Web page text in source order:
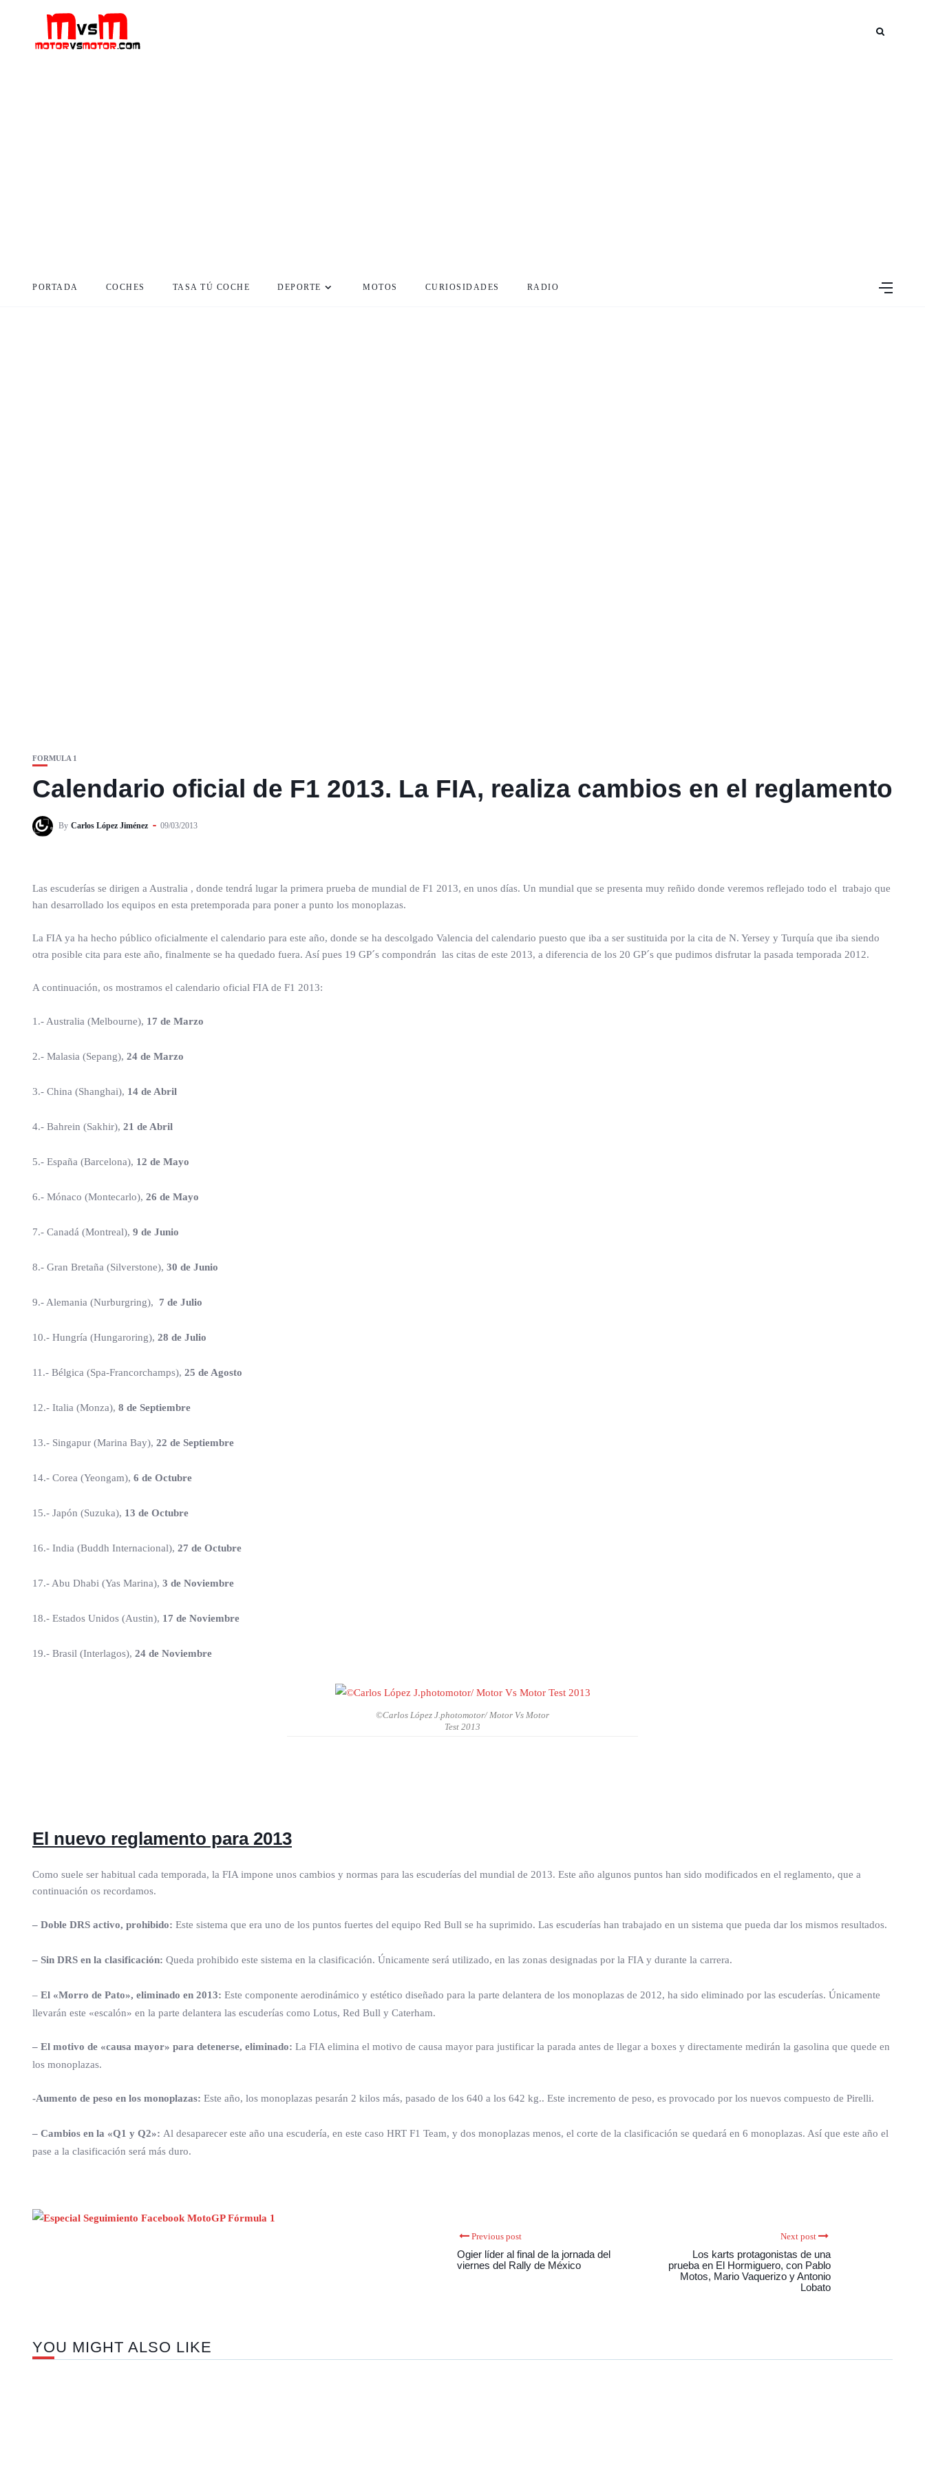
PORTADA COCHES TASA TÚ COCHE DEPORTE MOTOS CURIOSIDADES RADIO
FORMULA 1
Calendario oficial de F1 2013. La FIA, realiza cambios en el reglamento
By Carlos López Jiménez 09/03/2013
Las escuderías se dirigen a Australia , donde tendrá lugar la primera prueba de mundial de F1 2013, en unos días. Un mundial que se presenta muy reñido donde veremos reflejado todo el trabajo que
han desarrollado los equipos en esta pretemporada para poner a punto los monoplazas.
La FIA ya ha hecho público oficialmente el calendario para este año, donde se ha descolgado Valencia del calendario puesto que iba a ser sustituida por la cita de N. Yersey y Turquía que iba siendo
otra posible cita para este año, finalmente se ha quedado fuera. Así pues 19 GP´s compondrán las citas de este 2013, a diferencia de los 20 GP´s que pudimos disfrutar la pasada temporada 2012.
A continuación, os mostramos el calendario oficial FIA de F1 2013:
1.- Australia (Melbourne), 17 de Marzo
2.- Malasia (Sepang), 24 de Marzo
3.- China (Shanghai), 14 de Abril
4.- Bahrein (Sakhir), 21 de Abril
5.- España (Barcelona), 12 de Mayo
6.- Mónaco (Montecarlo), 26 de Mayo
7.- Canadá (Montreal), 9 de Junio
8.- Gran Bretaña (Silverstone), 30 de Junio
9.- Alemania (Nurburgring), 7 de Julio
10.- Hungría (Hungaroring), 28 de Julio
11.- Bélgica (Spa-Francorchamps), 25 de Agosto
12.- Italia (Monza), 8 de Septiembre
13.- Singapur (Marina Bay), 22 de Septiembre
14.- Corea (Yeongam), 6 de Octubre
15.- Japón (Suzuka), 13 de Octubre
16.- India (Buddh Internacional), 27 de Octubre
17.- Abu Dhabi (Yas Marina), 3 de Noviembre
18.- Estados Unidos (Austin), 17 de Noviembre
19.- Brasil (Interlagos), 24 de Noviembre
©Carlos López J.photomotor/ Motor Vs Motor
Test 2013
El nuevo reglamento para 2013
Como suele ser habitual cada temporada, la FIA impone unos cambios y normas para las escuderías del mundial de 2013. Este año algunos puntos han sido modificados en el reglamento, que a
continuación os recordamos.
– Doble DRS activo, prohibido: Este sistema que era uno de los puntos fuertes del equipo Red Bull se ha suprimido. Las escuderías han trabajado en un sistema que pueda dar los mismos resultados.
– Sin DRS en la clasificación: Queda prohibido este sistema en la clasificación. Únicamente será utilizado, en las zonas designadas por la FIA y durante la carrera.
– El «Morro de Pato», eliminado en 2013: Este componente aerodinámico y estético diseñado para la parte delantera de los monoplazas de 2012, ha sido eliminado por las escuderías. Únicamente
llevarán este «escalón» en la parte delantera las escuderías como Lotus, Red Bull y Caterham.
– El motivo de «causa mayor» para detenerse, eliminado: La FIA elimina el motivo de causa mayor para justificar la parada antes de llegar a boxes y directamente medirán la gasolina que quede en
los monoplazas.
-Aumento de peso en los monoplazas: Este año, los monoplazas pesarán 2 kilos más, pasado de los 640 a los 642 kg.. Este incremento de peso, es provocado por los nuevos compuesto de Pirelli.
– Cambios en la «Q1 y Q2»: Al desaparecer este año una escudería, en este caso HRT F1 Team, y dos monoplazas menos, el corte de la clasificación se quedará en 6 monoplazas. Así que este año el
pase a la clasificación será más duro.
Previous post
Ogier líder al final de la jornada del
viernes del Rally de México
Next post
Los karts protagonistas de una
prueba en El Hormiguero, con Pablo
Motos, Mario Vaquerizo y Antonio
Lobato
YOU MIGHT ALSO LIKE